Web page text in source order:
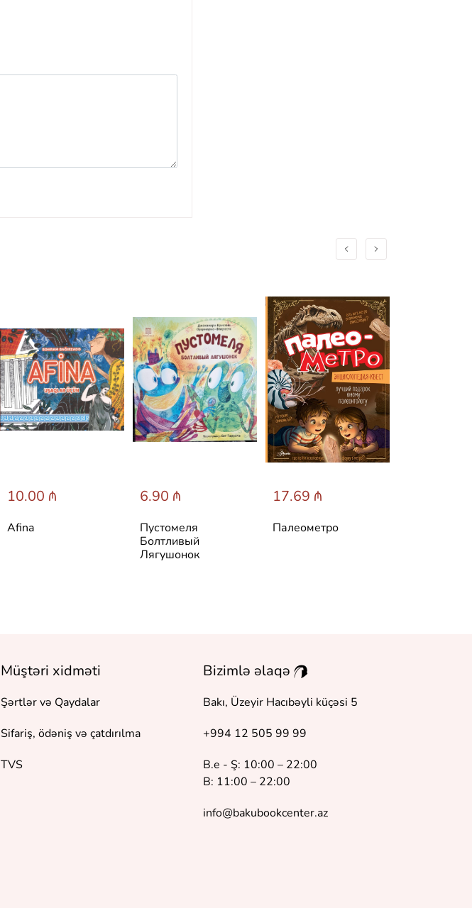
10.00 ₼
Afina
6.90 ₼
Пустомеля
Болтливый
Лягушонок
17.69 ₼
Палеометро
Müştəri xidməti
Şərtlər və Qaydalar
Sifariş, ödəniş və çatdırılma
TVS
Bizimlə əlaqə
Bakı, Üzeyir Hacıbəyli küçəsi 5
+994 12 505 99 99
B.e - Ş: 10:00 – 22:00
B: 11:00 – 22:00
info@bakubookcenter.az